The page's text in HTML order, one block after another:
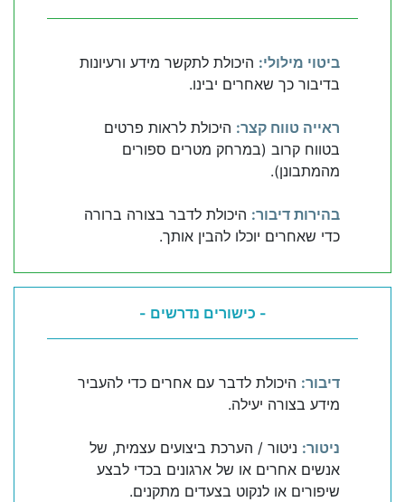
ביטוי מילולי: היכולת לתקשר מידע ורעיונות
בדיבור כך שאחרים יבינו.
ראייה טווח קצר: היכולת לראות פרטים
בטווח קרוב (במרחק מטרים ספורים
מהמתבונן).
בהירות דיבור: היכולת לדבר בצורה ברורה
כדי שאחרים יוכלו להבין אותך.
- כישורים נדרשים -
דיבור: היכולת לדבר עם אחרים כדי להעביר
מידע בצורה יעילה.
ניטור: ניטור / הערכת ביצועים עצמית, של
אנשים אחרים או של ארגונים בכדי לבצע
שיפורים או לנקוט בצעדים מתקנים.